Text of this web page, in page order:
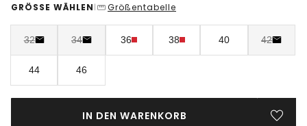
GRÖSSE WÄHLEN | Größentabelle
32 34 36 38 40 42
44 46
IN DEN WARENKORB